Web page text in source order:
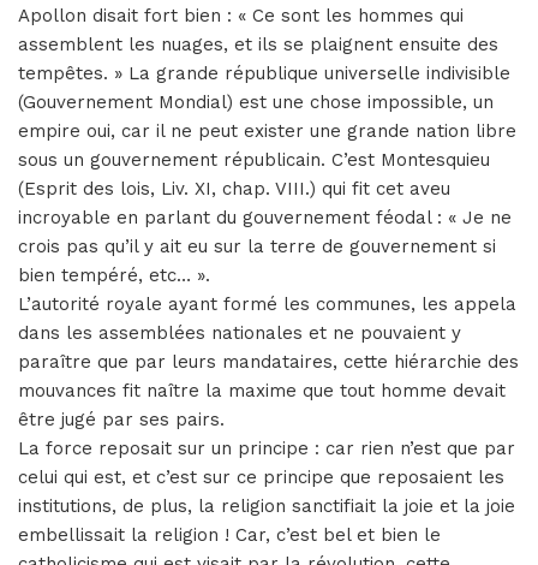
Apollon disait fort bien : « Ce sont les hommes qui
assemblent les nuages, et ils se plaignent ensuite des
tempêtes. » La grande république universelle indivisible
(Gouvernement Mondial) est une chose impossible, un
empire oui, car il ne peut exister une grande nation libre
sous un gouvernement républicain. C’est Montesquieu
(Esprit des lois, Liv. XI, chap. VIII.) qui fit cet aveu
incroyable en parlant du gouvernement féodal : « Je ne
crois pas qu’il y ait eu sur la terre de gouvernement si
bien tempéré, etc… ».
L’autorité royale ayant formé les communes, les appela
dans les assemblées nationales et ne pouvaient y
paraître que par leurs mandataires, cette hiérarchie des
mouvances fit naître la maxime que tout homme devait
être jugé par ses pairs.
La force reposait sur un principe : car rien n’est que par
celui qui est, et c’est sur ce principe que reposaient les
institutions, de plus, la religion sanctifiait la joie et la joie
embellissait la religion ! Car, c’est bel et bien le